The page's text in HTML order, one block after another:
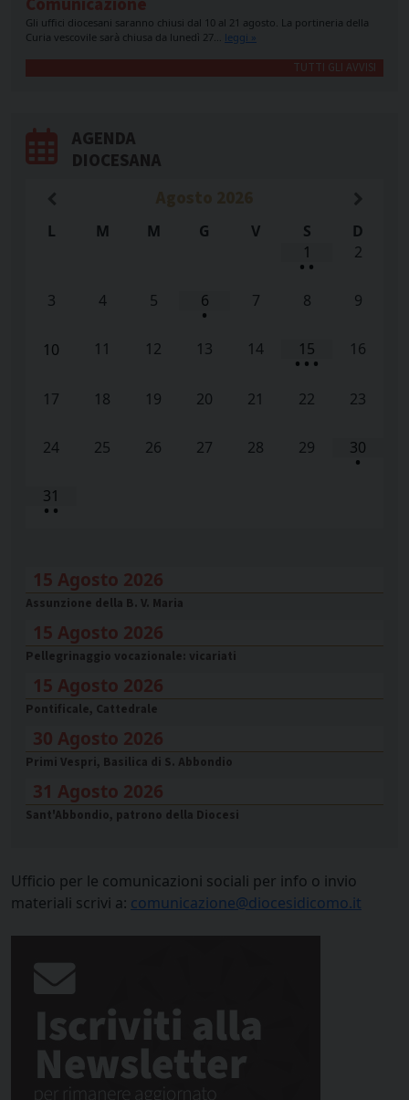
Gli uffici diocesani saranno chiusi dal 10 al 21 agosto. La portineria della
Curia vescovile sarà chiusa da lunedì 27… leggi »
TUTTI GLI AVVISI
AGENDA
DIOCESANA
L M M G V S
D
1
• •
2
3 4 5 6
•
7 8 9
10 11 12 13 14 15
• • •
16
17 18 19 20 21 22 23
24 25 26 27 28 29 30
•
31
• •
15 Agosto 2026
Assunzione della B. V. Maria
15 Agosto 2026
Pellegrinaggio vocazionale: vicariati
15 Agosto 2026
Pontificale, Cattedrale
30 Agosto 2026
Primi Vespri, Basilica di S. Abbondio
31 Agosto 2026
Sant'Abbondio, patrono della Diocesi
Ufficio per le comunicazioni sociali per info o invio
materiali scrivi a: comunicazione@diocesidicomo.it